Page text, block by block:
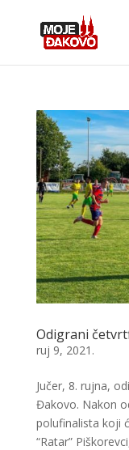
Odigrani
ruj 9, 2021.
Jučer, 8. rujna,
Đakovo. Nakon
polufinalista koji
“Ratar”